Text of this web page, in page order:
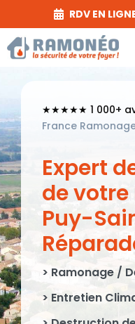
contenu
RDV EN
Secteurs & Tarifs
A Propos
Réglementation
Réalisations
Contact
★★★★★ 1 000+
France
Expert
de votre
Puy-
> Ramonage /
> Entretien